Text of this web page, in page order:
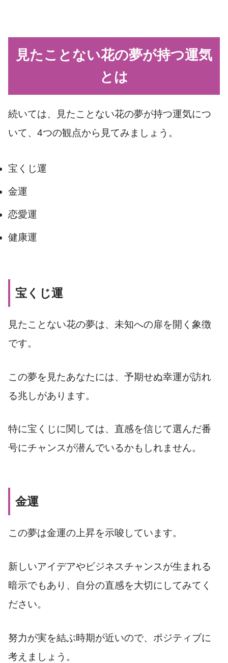
見たことない花の夢が持つ運気
とは
続いては、見たことない花の夢が持つ運気につ
いて、4つの観点から見てみましょう。
宝くじ運
金運
恋愛運
健康運
宝くじ運
見たことない花の夢は、未知への扉を開く象徴
です。
この夢を見たあなたには、予期せぬ幸運が訪れ
る兆しがあります。
特に宝くじに関しては、直感を信じて選んだ番
号にチャンスが潜んでいるかもしれません。
金運
この夢は金運の上昇を示唆しています。
新しいアイデアやビジネスチャンスが生まれる
暗示でもあり、自分の直感を大切にしてみてく
ださい。
努力が実を結ぶ時期が近いので、ポジティブに
考えましょう。